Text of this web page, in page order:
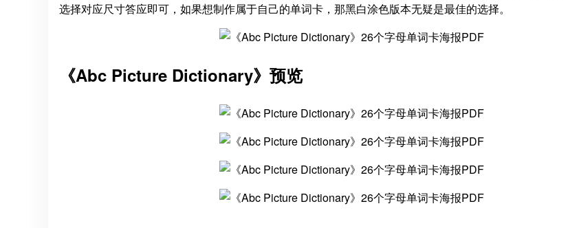
选择对应尺寸答应即可，如果想制作属于自己的单词卡，那黑白涂色版本无疑是最佳的选择。
《Abc Picture Dictionary》预览